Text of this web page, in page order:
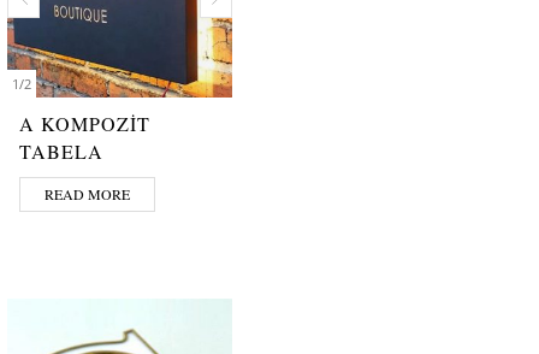
1/2
A KOMPOZİT
TABELA
READ MORE